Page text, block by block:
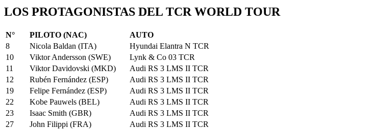
LOS PROTAGONISTAS DEL TCR WORLD TOUR
N° PILOTO (NAC)
AUTO
8
Nicola Baldan (ITA)
Hyundai Elantra N TCR
10
Viktor Andersson (SWE)
Lynk & Co 03 TCR
11
Viktor Davidovski (MKD)
Audi RS 3 LMS II TCR
12
Rubén Fernández (ESP)
Audi RS 3 LMS II TCR
19
Felipe Fernández (ESP)
Audi RS 3 LMS II TCR
22
Kobe Pauwels (BEL)
Audi RS 3 LMS II TCR
23
Isaac Smith (GBR)
Audi RS 3 LMS II TCR
27
John Filippi (FRA)
Audi RS 3 LMS II TCR